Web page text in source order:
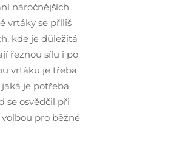
náročnějších
vrtáky se příliš
kde je důležitá
řeznou sílu i po
vrtáku je třeba
je potřeba
se osvědčil při
pro běžné